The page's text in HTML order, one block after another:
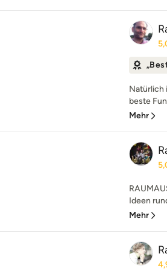
Natürlich
beste
Mehr
Ideen
Mehr